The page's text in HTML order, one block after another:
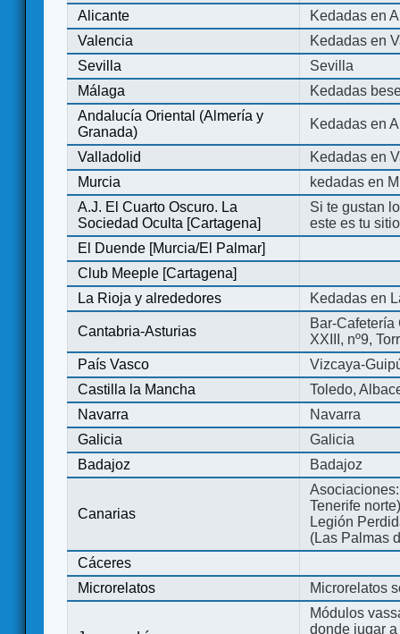
Alicante
Kedadas en
Valencia
Kedadas en
Sevilla
Sevilla
Málaga
Kedadas
Andalucía Oriental (Almería y
Granada)
Kedadas en
Valladolid
Kedadas en
Murcia
kedadas en
A.J. El Cuarto Oscuro. La
Sociedad Oculta [Cartagena]
Si te gustan
este es tu
El Duende [Murcia/El Palmar]
Club Meeple [Cartagena]
La Rioja y alrededores
Kedadas en
Cantabria-Asturias
Bar-
XXIII, nº9,
País Vasco
Vizcaya-
Castilla la Mancha
Toledo,
Navarra
Navarra
Galicia
Galicia
Badajoz
Badajoz
Canarias
Tenerife
Legión
(Las Palmas
Cáceres
Microrelatos
Microrelatos
Módulos
donde jugar